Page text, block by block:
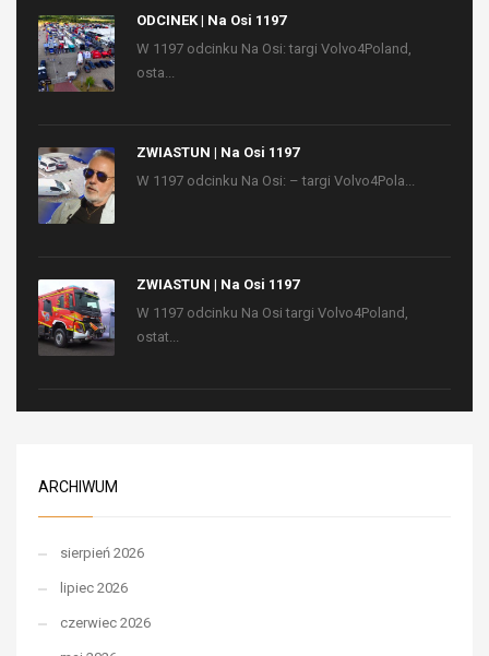
ODCINEK | Na Osi 1197
W 1197 odcinku Na Osi: targi Volvo4Poland,
osta...
ZWIASTUN | Na Osi 1197
W 1197 odcinku Na Osi: – targi Volvo4Pola...
ZWIASTUN | Na Osi 1197
W 1197 odcinku Na Osi targi Volvo4Poland,
ostat...
ARCHIWUM
sierpień 2026
lipiec 2026
czerwiec 2026